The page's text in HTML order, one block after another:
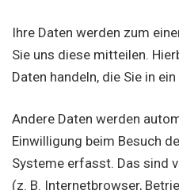
Ihre Daten werden zum
Sie uns diese mitteilen.
Daten handeln, die Sie in
Andere Daten werden
Einwilligung beim Besuch
Systeme erfasst. Das sind
(z. B. Internetbrowser,